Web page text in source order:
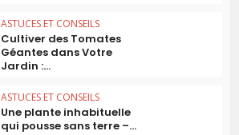
ASTUCES ET CONSEILS
Cultiver des Tomates
Géantes dans Votre
Jardin :...
ASTUCES ET CONSEILS
Une plante inhabituelle
qui pousse sans terre –...